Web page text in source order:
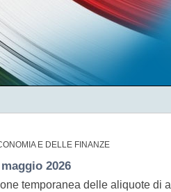
E DELLE FINANZE
2026
temporanea delle aliquote di